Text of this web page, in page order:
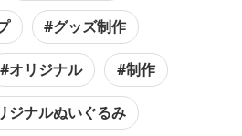
#グッズ制作
#オリジナル #制作
ジナルぬいぐるみ